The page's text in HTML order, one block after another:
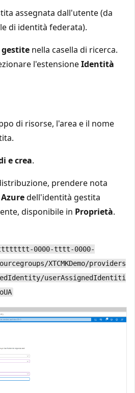
assegnata dall'utente (da
di identità federata).
nella casella di ricerca.
l'estensioneIdentità
di risorse, l'area e il nome
e crea.
prendere nota
dell'identità gestita
disponibile in Proprietà.
0000-tttt-0000-
XTCMKDemo/providers
userAssignedIdentiti